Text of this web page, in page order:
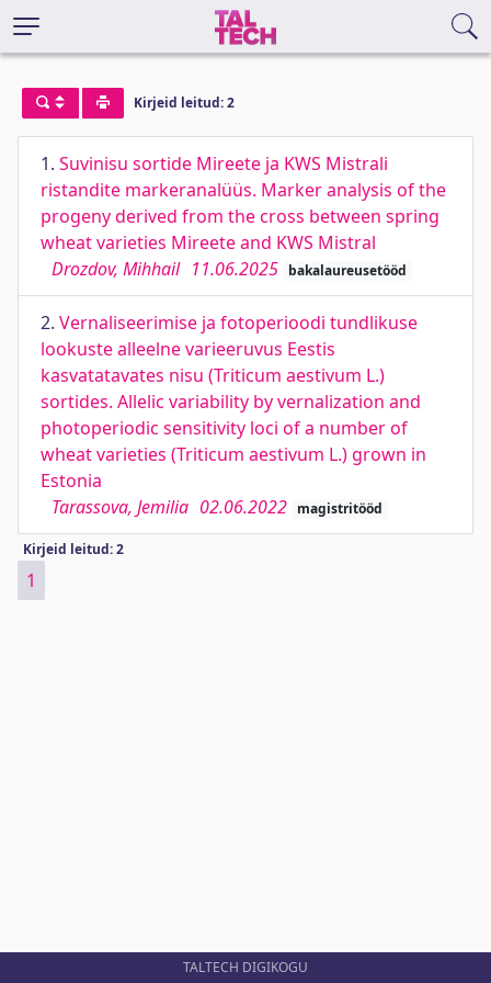
Kirjeid leitud: 2
1. Suvinisu sortide Mireete ja KWS Mistrali
ristandite markeranalüüs. Marker analysis of the
progeny derived from the cross between spring
wheat varieties Mireete and KWS Mistral
Drozdov, Mihhail 11.06.2025 bakalaureusetööd
2. Vernaliseerimise ja fotoperioodi tundlikuse
lookuste alleelne varieeruvus Eestis
kasvatatavates nisu (Triticum aestivum L.)
sortides. Allelic variability by vernalization and
photoperiodic sensitivity loci of a number of
wheat varieties (Triticum aestivum L.) grown in
Estonia
Tarassova, Jemilia 02.06.2022 magistritööd
Kirjeid leitud: 2
1
TALTECH DIGIKOGU